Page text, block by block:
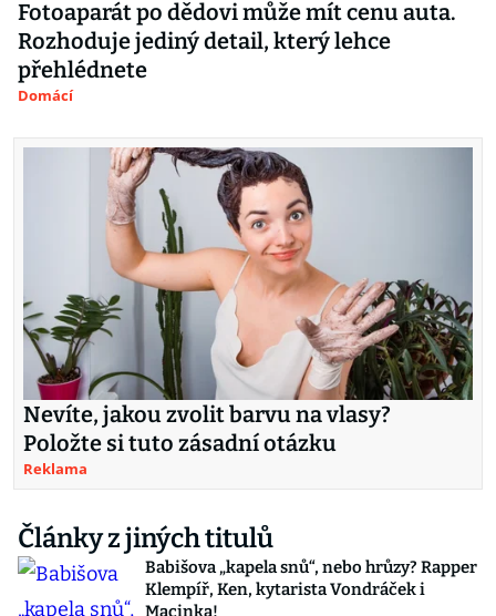
Fotoaparát po dědovi může mít cenu auta.
Rozhoduje jediný detail, který lehce
přehlédnete
Domácí
Nevíte, jakou zvolit barvu na vlasy?
Položte si tuto zásadní otázku
Reklama
Články z jiných titulů
Babišova „kapela snů“, nebo hrůzy? Rapper
Klempíř, Ken, kytarista Vondráček i
Macinka!